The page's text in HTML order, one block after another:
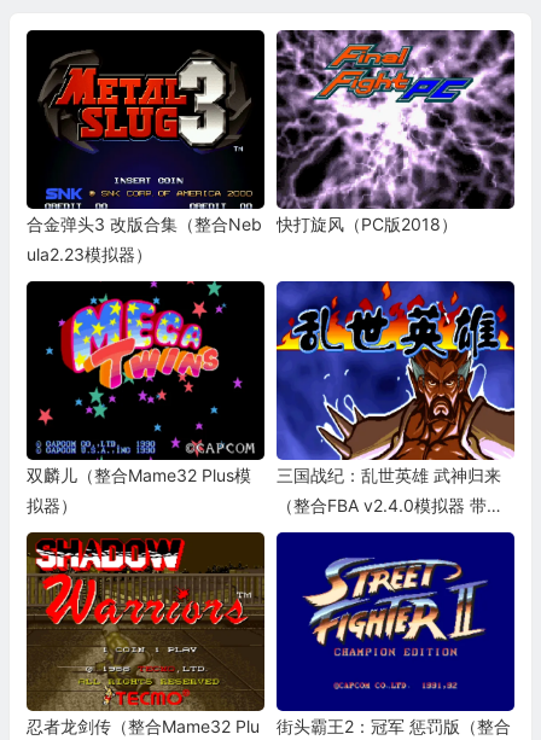
合金弹头3 改版合集（整合Neb
ula2.23模拟器）
快打旋风（PC版2018）
双麟儿（整合Mame32 Plus模
拟器）
三国战纪：乱世英雄 武神归来
（整合FBA v2.4.0模拟器 带作
弊码）
忍者龙剑传（整合Mame32 Plu
街头霸王2：冠军 惩罚版（整合